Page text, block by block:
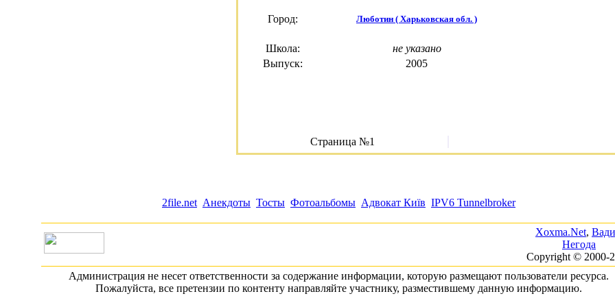
Город: Люботин ( Харьковская обл. )
Школа:
не указано
Выпуск:
2005
Страница №1
2file.net Анекдоты Тосты Фотоальбомы Адвокат Київ IPV6 Tunnelbroker
Xoxma.Net,
Негода
Copyright © 2000-
Администрация не несет ответственности за содержание информации, которую размещают пользователи ресурса.
Пожалуйста, все претензии по контенту направляйте участнику, разместившему данную информацию.